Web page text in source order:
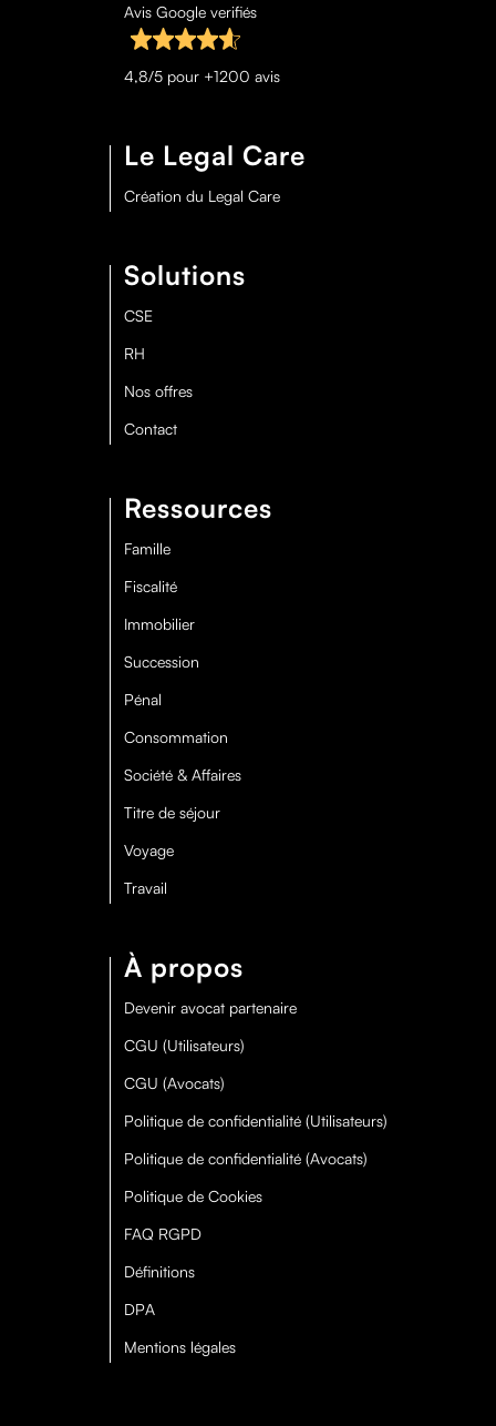
Avis Google verifiés
4,8/5 pour +1200 avis
Le Legal Care
Création du Legal Care
Solutions
CSE
RH
Nos offres
Contact
Ressources
Famille
Fiscalité
Immobilier
Succession
Pénal
Consommation
Société & Affaires
Titre de séjour
Voyage
Travail
À propos
Devenir avocat partenaire
CGU (Utilisateurs)
CGU (Avocats)
Politique de confidentialité (Utilisateurs)
Politique de confidentialité (Avocats)
Politique de Cookies
FAQ RGPD
Définitions
DPA
Mentions légales